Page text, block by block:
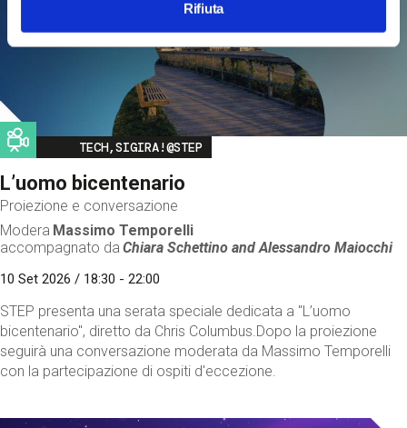
Rifiuta
Image
TECH,SIGIRA!@STEP
L’uomo bicentenario
Proiezione e conversazione
Modera Massimo Temporelli
accompagnato da Chiara Schettino andAlessandro Maiocchi
10 Set 2026 / 18:30 - 22:00
STEP presenta una serata speciale dedicata a "L’uomo
bicentenario", diretto da Chris Columbus.Dopo la proiezione
seguirà una conversazione moderata da Massimo Temporelli
con la partecipazione di ospiti d'eccezione.